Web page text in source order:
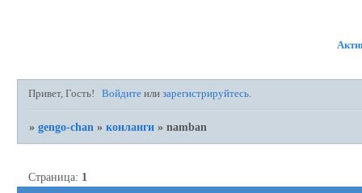
Привет, Гость! Войдите илизарегистрируйтесь.
»gengo-chan »конланги »namban
Страница: 1